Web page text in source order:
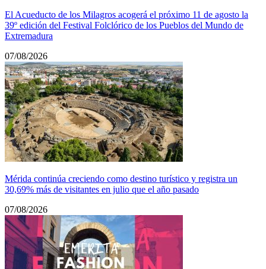
El Acueducto de los Milagros acogerá el próximo 11 de agosto la
39º edición del Festival Folclórico de los Pueblos del Mundo de
Extremadura
07/08/2026
Mérida continúa creciendo como destino turístico y registra un
30,69% más de visitantes en julio que el año pasado
07/08/2026